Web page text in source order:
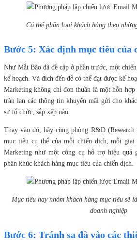
Có thể phân loại khách hàng theo
Bước 5: Xác định mục tiêu của
Như Mắt Bão đã đề cập ở phần trước, một
kế hoạch. Và đích đến để có thể đạt được kế
Marketing không chỉ đơn thuần là một hỗn
tràn lan các thông tin khuyến mãi gửi cho
sự tổ chức, sắp xếp nào.
Thay vào đó, hãy cùng phòng R&D
mục tiêu cụ thể của mỗi chiến dịch, mỗi giai
Marketing như một công cụ hỗ trợ hiệu quả
phân khúc khách hàng mục tiêu của chiến dịch.
Mục tiêu hay nhóm khách hàng mục tiêu sẽ
doanh nghiệp
Bước 6: Tránh sa đà vào các